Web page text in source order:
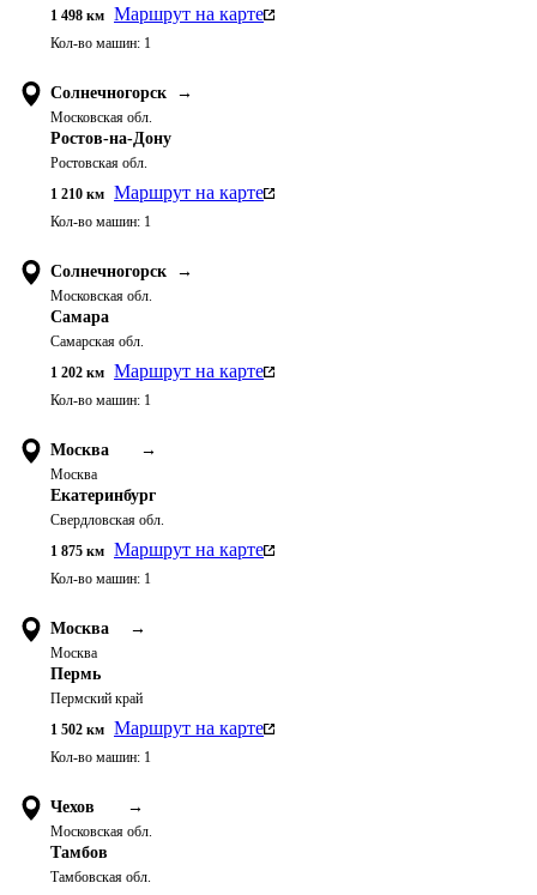
1 498 км Маршрут на карте
Кол-во машин: 1
Солнечногорск →
Московская обл.
Ростов-на-Дону
Ростовская обл.
1 210 км Маршрут на карте
Кол-во машин: 1
Солнечногорск →
Московская обл.
Самара
Самарская обл.
1 202 км Маршрут на карте
Кол-во машин: 1
Москва →
Москва
Екатеринбург
Свердловская обл.
1 875 км Маршрут на карте
Кол-во машин: 1
Москва →
Москва
Пермь
Пермский край
1 502 км Маршрут на карте
Кол-во машин: 1
Чехов →
Московская обл.
Тамбов
Тамбовская обл.